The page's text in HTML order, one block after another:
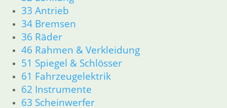
33 Antrieb
34 Bremsen
36 Räder
46 Rahmen & Verkleidung
51 Spiegel & Schlösser
61 Fahrzeugelektrik
62 Instrumente
63 Scheinwerfer
46 Rahmen & Verkleidung
51 Spiegel & Schlösser
52 Sitzbank
61 Fahrzeugelektrik
62 Instrumente
63 Scheinwerfer
R80GS ab 1991 bis R100GS PD R80 Basic
11 Motor
Dichtungen